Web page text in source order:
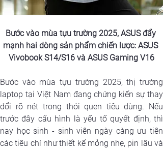
Bước vào mùa tựu trường 2025, ASUS đẩy
mạnh hai dòng sản phẩm chiến lược: ASUS
Vivobook S14/S16 và ASUS Gaming V16
Bước vào mùa tựu trường 2025, thị trường
laptop tại Việt Nam đang chứng kiến sự thay
đổi rõ nét trong thói quen tiêu dùng. Nếu
trước đây cấu hình là yếu tố quyết định, thì
nay học sinh - sinh viên ngày càng ưu tiên
các tiêu chí như thiết kế mỏng nhẹ, pin lâu và